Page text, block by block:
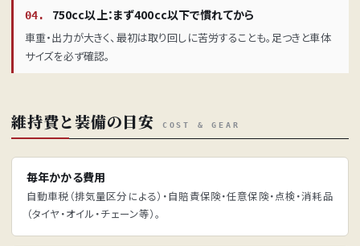
04. 750cc以上：まず400cc以下で慣れてから
車重・出力が大きく、最初は取り回しに苦労することも。足つきと車体
サイズを必ず確認。
維持費と装備の目安 COST & GEAR
毎年かかる費用
自動車税（排気量区分による）・自賠責保険・任意保険・点検・消耗品
（タイヤ・オイル・チェーン等）。